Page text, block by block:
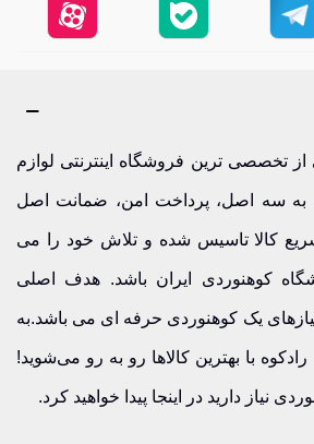
از تخصصی ترین فروشگاه اینترنتی لوازم
به سه اصل، پرداخت امن، ضمانت اصل
کالا تاسیس شده و تلاش خود را می
کوهنوردی ایران باشد. هدف اصلی
یک کوهنوردی حرفه ای می باشد.به
با بهترین کالاها رو به رو می‌شوید!
نیاز دارید در اینجا پیدا خواهید کرد.